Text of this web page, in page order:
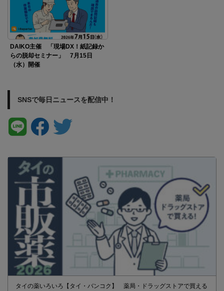
DAIKO主催 「現場DX！紙記録か
らの脱却セミナー」 7月15日
（水）開催
SNSで毎日ニュースを配信中！
タイの薬いろいろ【タイ・バンコク】 薬局・ドラッグストアで買える